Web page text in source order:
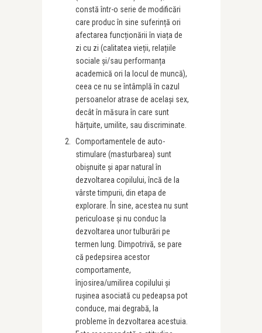
constă într-o serie de modificări
care produc în sine suferință ori
afectarea funcționării în viața de
zi cu zi (calitatea vieții, relațiile
sociale și/sau performanța
academică ori la locul de muncă),
ceea ce nu se întâmplă în cazul
persoanelor atrase de același sex,
decât în măsura în care sunt
hărțuite, umilite, sau discriminate.
Comportamentele de auto-
stimulare (masturbarea) sunt
obișnuite și apar natural în
dezvoltarea copilului, încă de la
vârste timpurii, din etapa de
explorare. În sine, acestea nu sunt
periculoase și nu conduc la
dezvoltarea unor tulburări pe
termen lung. Dimpotrivă, se pare
că pedepsirea acestor
comportamente,
înjosirea/umilirea copilului și
rușinea asociată cu pedeapsa pot
conduce, mai degrabă, la
probleme în dezvoltarea acestuia.